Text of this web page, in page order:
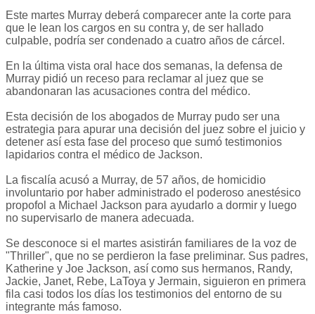
Este martes Murray deberá comparecer ante la corte para
que le lean los cargos en su contra y, de ser hallado
culpable, podría ser condenado a cuatro años de cárcel.
En la última vista oral hace dos semanas, la defensa de
Murray pidió un receso para reclamar al juez que se
abandonaran las acusaciones contra del médico.
Esta decisión de los abogados de Murray pudo ser una
estrategia para apurar una decisión del juez sobre el juicio y
detener así esta fase del proceso que sumó testimonios
lapidarios contra el médico de Jackson.
La fiscalía acusó a Murray, de 57 años, de homicidio
involuntario por haber administrado el poderoso anestésico
propofol a Michael Jackson para ayudarlo a dormir y luego
no supervisarlo de manera adecuada.
Se desconoce si el martes asistirán familiares de la voz de
"Thriller", que no se perdieron la fase preliminar. Sus padres,
Katherine y Joe Jackson, así como sus hermanos, Randy,
Jackie, Janet, Rebe, LaToya y Jermain, siguieron en primera
fila casi todos los días los testimonios del entorno de su
integrante más famoso.